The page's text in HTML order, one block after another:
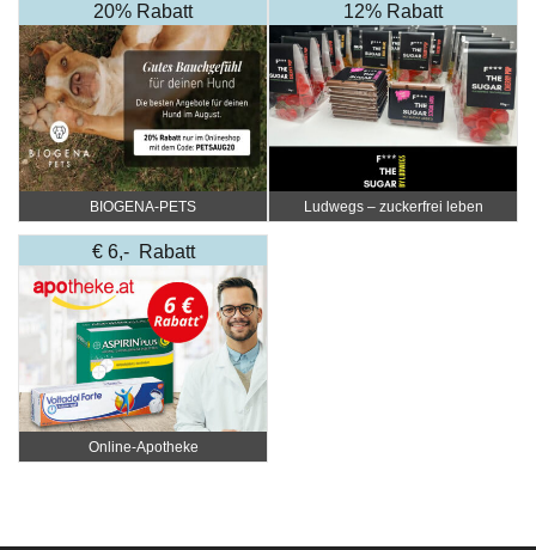
20% Rabatt
BIOGENA-PETS
12% Rabatt
Ludwegs – zuckerfrei leben
€ 6,- Rabatt
Online‑Apotheke